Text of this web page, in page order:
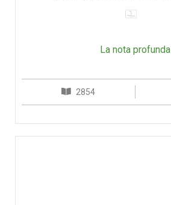
La nota profunda
2854